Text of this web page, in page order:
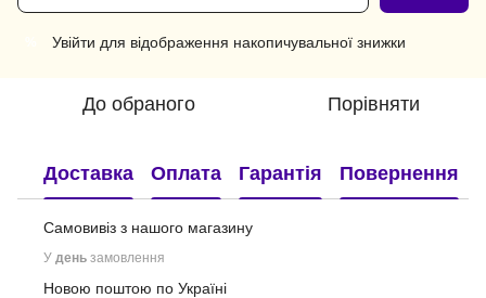
Увійти для відображення накопичувальної знижки
До обраного Порівняти
Доставка Оплата Гарантія Повернення
Самовивіз з нашого магазину
У день замовлення
Новою поштою по Україні